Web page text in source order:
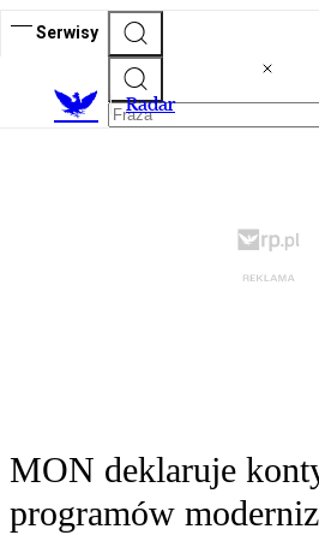
Serwisy
Radar
MON deklaruje
programów